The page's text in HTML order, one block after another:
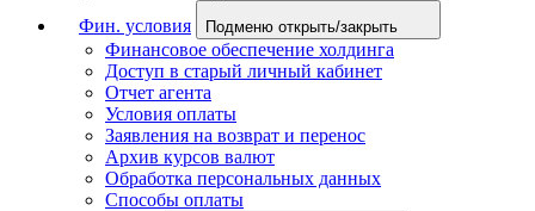
Фин. условия
Подменю открыть/закрыть
Финансовое обеспечение холдинга
Доступ в старый личный кабинет
Отчет агента
Условия оплаты
Заявления на возврат и перенос
Архив курсов валют
Обработка персональных данных
Способы оплаты